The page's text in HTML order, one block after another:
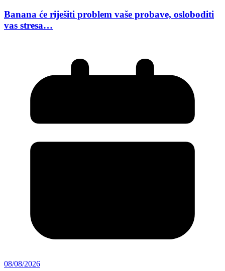
Banana će riješiti problem vaše probave, osloboditi
vas stresa…
08/08/2026